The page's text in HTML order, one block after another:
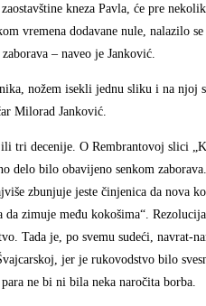
kneza Pavla, će pre
vremena dodavane nule, nalazilo
– naveo je Janković.
nožem isekli jednu sliku i na njoj
Milorad Janković.
tri decenije. O Rembrantovoj slici
delo bilo obavijeno senkom
zbunjuje jeste činjenica da nova
zimuje među kokošima“.
Tada je, po svemu sudeći, navrat-
jer je rukovodstvo bilo
ne bi ni bila neka naročita borba.